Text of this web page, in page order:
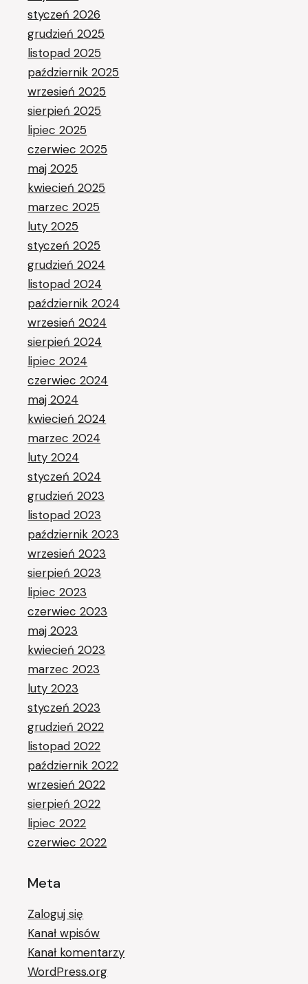
styczeń 2026
grudzień 2025
listopad 2025
październik 2025
wrzesień 2025
sierpień 2025
lipiec 2025
czerwiec 2025
maj 2025
kwiecień 2025
marzec 2025
luty 2025
styczeń 2025
grudzień 2024
listopad 2024
październik 2024
wrzesień 2024
sierpień 2024
lipiec 2024
czerwiec 2024
maj 2024
kwiecień 2024
marzec 2024
luty 2024
styczeń 2024
grudzień 2023
listopad 2023
październik 2023
wrzesień 2023
sierpień 2023
lipiec 2023
czerwiec 2023
maj 2023
kwiecień 2023
marzec 2023
luty 2023
styczeń 2023
grudzień 2022
listopad 2022
październik 2022
wrzesień 2022
sierpień 2022
lipiec 2022
czerwiec 2022
Meta
Zaloguj się
Kanał wpisów
Kanał komentarzy
WordPress.org